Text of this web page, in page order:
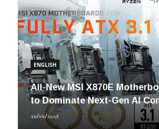
ENGLISH
All-New MSI X870E
to Dominate Next-Gen AI
২৬/০৯/২০২৪